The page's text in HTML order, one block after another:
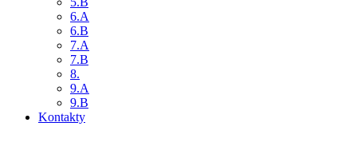
6.A
6.B
7.A
7.B
8.
9.A
9.B
Kontakty